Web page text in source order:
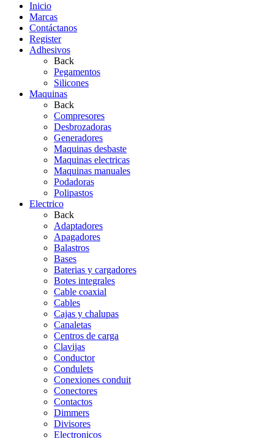
Inicio
Marcas
Contáctanos
Register
Adhesivos
Back
Pegamentos
Silicones
Maquinas
Back
Compresores
Desbrozadoras
Generadores
Maquinas desbaste
Maquinas electricas
Maquinas manuales
Podadoras
Polipastos
Electrico
Back
Adaptadores
Apagadores
Balastros
Bases
Baterias y cargadores
Botes integrales
Cable coaxial
Cables
Cajas y chalupas
Canaletas
Centros de carga
Clavijas
Conductor
Condulets
Conexiones conduit
Conectores
Contactos
Dimmers
Divisores
Electronicos